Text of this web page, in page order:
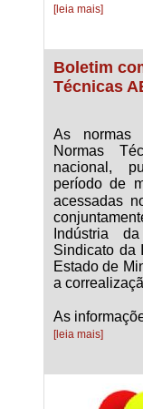
[leia mais]
Boletim
Técnicas
As normas
Normas
nacional,
período de
acessadas
Indústria
Sindicato da
Estado de
a
As
[leia mais]